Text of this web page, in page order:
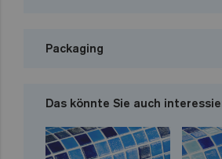
Packaging
Das könnte Sie auch